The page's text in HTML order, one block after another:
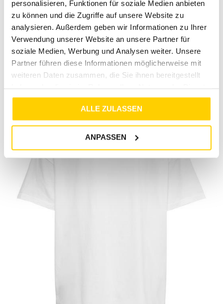
personalisieren, Funktionen für soziale Medien anbieten
zu können und die Zugriffe auf unsere Website zu
analysieren. Außerdem geben wir Informationen zu Ihrer
Verwendung unserer Website an unsere Partner für
soziale Medien, Werbung und Analysen weiter. Unsere
Partner führen diese Informationen möglicherweise mit
weiteren Daten zusammen, die Sie ihnen bereitgestellt
gesammelt haben.
ALLE ZULASSEN
ANPASSEN
RETOURE / REKLAMATION
MARKENINFORMATIONEN